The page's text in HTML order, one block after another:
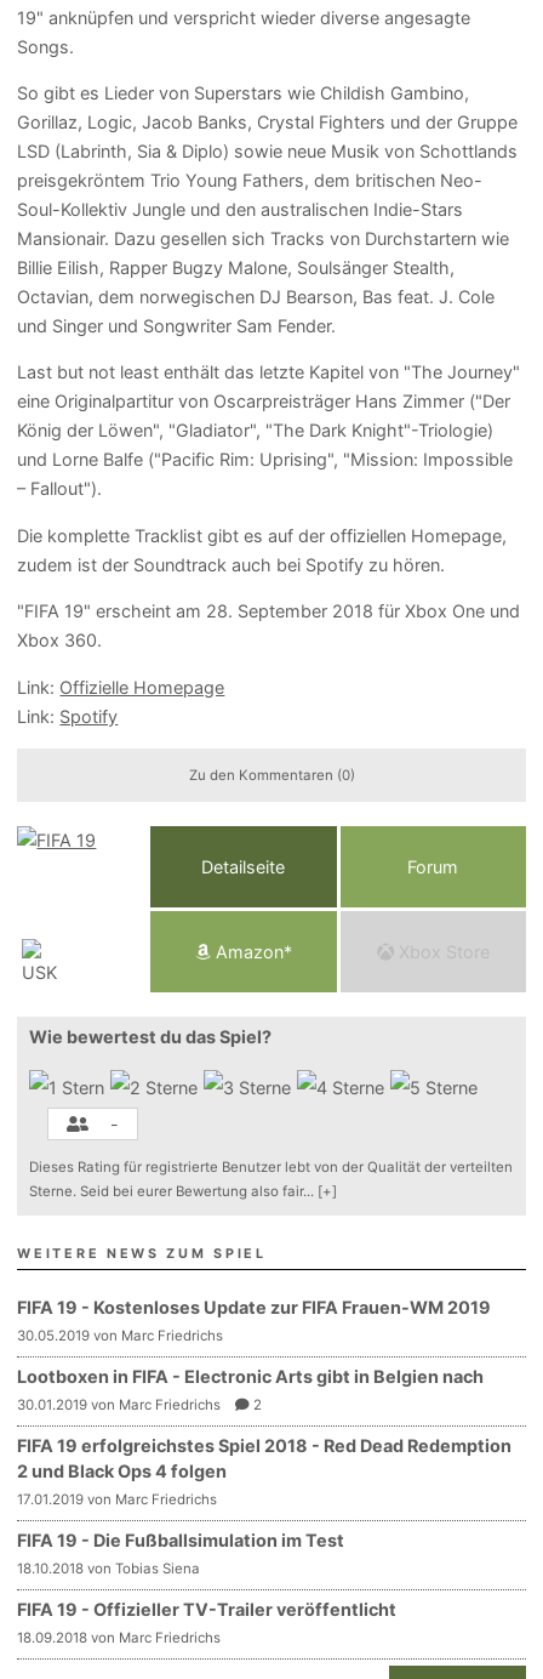
19" anknüpfen und verspricht wieder diverse angesagte
Songs.
So gibt es Lieder von Superstars wie Childish Gambino,
Gorillaz, Logic, Jacob Banks, Crystal Fighters und der Gruppe
LSD (Labrinth, Sia & Diplo) sowie neue Musik von Schottlands
preisgekröntem Trio Young Fathers, dem britischen Neo-
Soul-Kollektiv Jungle und den australischen Indie-Stars
Mansionair. Dazu gesellen sich Tracks von Durchstartern wie
Billie Eilish, Rapper Bugzy Malone, Soulsänger Stealth,
Octavian, dem norwegischen DJ Bearson, Bas feat. J. Cole
und Singer und Songwriter Sam Fender.
Last but not least enthält das letzte Kapitel von "The Journey"
eine Originalpartitur von Oscarpreisträger Hans Zimmer ("Der
König der Löwen", "Gladiator", "The Dark Knight"-Triologie)
und Lorne Balfe ("Pacific Rim: Uprising", "Mission: Impossible
– Fallout").
Die komplette Tracklist gibt es auf der offiziellen Homepage,
zudem ist der Soundtrack auch bei Spotify zu hören.
"FIFA 19" erscheint am 28. September 2018 für Xbox One und
Xbox 360.
Link: Offizielle Homepage
Link: Spotify
Zu den Kommentaren (0)
Detailseite Forum
Amazon* Xbox Store
Wie bewertest du das Spiel?
-
Dieses Rating für registrierte Benutzer lebt von der Qualität der verteilten
Sterne. Seid bei eurer Bewertung also fair... [+]
WEITERE NEWS ZUM SPIEL
FIFA 19 - Kostenloses Update zur FIFA Frauen-WM 2019
30.05.2019 von Marc Friedrichs
Lootboxen in FIFA - Electronic Arts gibt in Belgien nach
30.01.2019 von Marc Friedrichs 2
FIFA 19 erfolgreichstes Spiel 2018 - Red Dead Redemption
2 und Black Ops 4 folgen
17.01.2019 von Marc Friedrichs
FIFA 19 - Die Fußballsimulation im Test
18.10.2018 von Tobias Siena
FIFA 19 - Offizieller TV-Trailer veröffentlicht
18.09.2018 von Marc Friedrichs